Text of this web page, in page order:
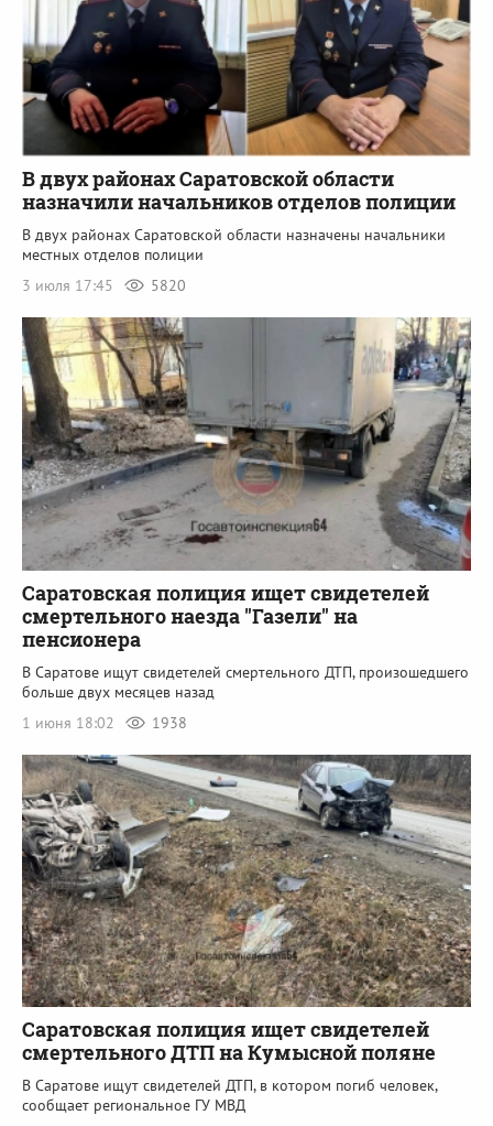
В двух районах Саратовской области
назначили начальников отделов полиции
В двух районах Саратовской области назначены начальники
местных отделов полиции
3 июля 17:45
5820
Саратовская полиция ищет свидетелей
смертельного наезда "Газели" на
пенсионера
В Саратове ищут свидетелей смертельного ДТП, произошедшего
больше двух месяцев назад
1 июня 18:02
1938
Саратовская полиция ищет свидетелей
смертельного ДТП на Кумысной поляне
В Саратове ищут свидетелей ДТП, в котором погиб человек,
сообщает региональное ГУ МВД